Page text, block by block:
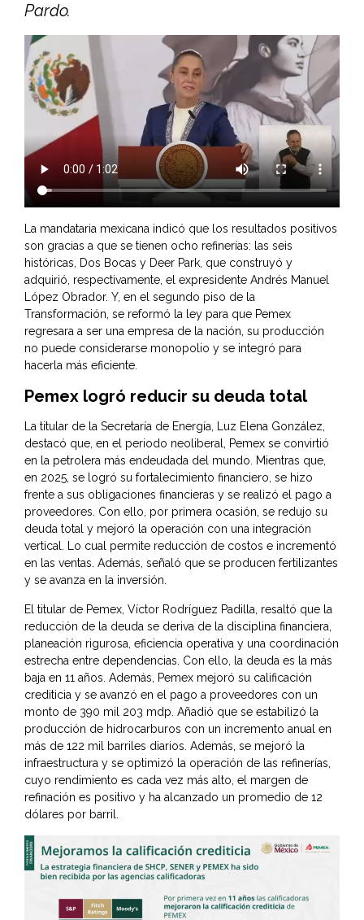
Pardo.
La mandataria mexicana indicó que los resultados positivos
son gracias a que se tienen ocho refinerías: las seis
históricas, Dos Bocas y Deer Park, que construyó y
adquirió, respectivamente, el expresidente Andrés Manuel
López Obrador. Y, en el segundo piso de la
Transformación, se reformó la ley para que Pemex
regresara a ser una empresa de la nación, su producción
no puede considerarse monopolio y se integró para
hacerla más eficiente.
Pemex logró reducir su deuda total
La titular de la Secretaría de Energía, Luz Elena González,
destacó que, en el periodo neoliberal, Pemex se convirtió
en la petrolera más endeudada del mundo. Mientras que,
en 2025, se logró su fortalecimiento financiero, se hizo
frente a sus obligaciones financieras y se realizó el pago a
proveedores. Con ello, por primera ocasión, se redujo su
deuda total y mejoró la operación con una integración
vertical. Lo cual permite reducción de costos e incrementó
en las ventas. Además, señaló que se producen fertilizantes
y se avanza en la inversión.
El titular de Pemex, Víctor Rodríguez Padilla, resaltó que la
reducción de la deuda se deriva de la disciplina financiera,
planeación rigurosa, eficiencia operativa y una coordinación
estrecha entre dependencias. Con ello, la deuda es la más
baja en 11 años. Además, Pemex mejoró su calificación
crediticia y se avanzó en el pago a proveedores con un
monto de 390 mil 203 mdp. Añadió que se estabilizó la
producción de hidrocarburos con un incremento anual en
más de 122 mil barriles diarios. Además, se mejoró la
infraestructura y se optimizó la operación de las refinerías,
cuyo rendimiento es cada vez más alto, el margen de
refinación es positivo y ha alcanzado un promedio de 12
dólares por barril.